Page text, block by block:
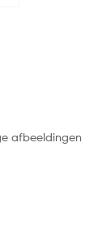
afbeeldingen